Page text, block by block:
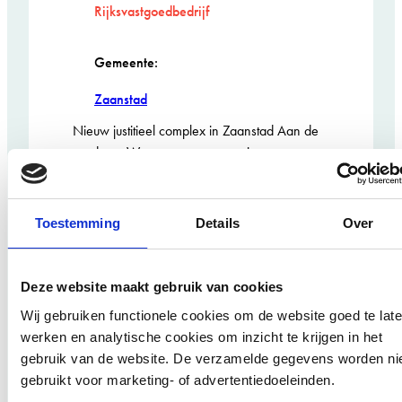
Toestemming Details Over
Deze website maakt gebruik van cookies
Wij gebruiken functionele cookies om de website goed te
werken en analytische cookies om inzicht te krijgen in het
gebruik van de website. De verzamelde gegevens worden
gebruikt voor marketing- of advertentiedoeleinden.
Rijksvastgoedbedrijf
Gemeente:
Zaanstad
Nieuw justitieel complex in Zaanstad Aan de
rand van Westzaan staat een nieuw
complex is gerealiseerd door BINX Smartility
West en ontworpen door Studio PROTOTYPE,
Voor het parametrisch ontwerp van de
samen met ArchiTech…
BEKIJK PROJECT:
Rijkskantoor
Justitie